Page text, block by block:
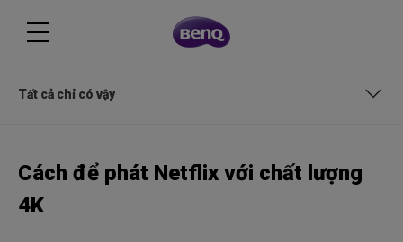
Tất cả chỉ có vậy
Không phải tất cả nội dung đều được tạo ra như nhau
Cách để phát Netflix với chất lượng
4K